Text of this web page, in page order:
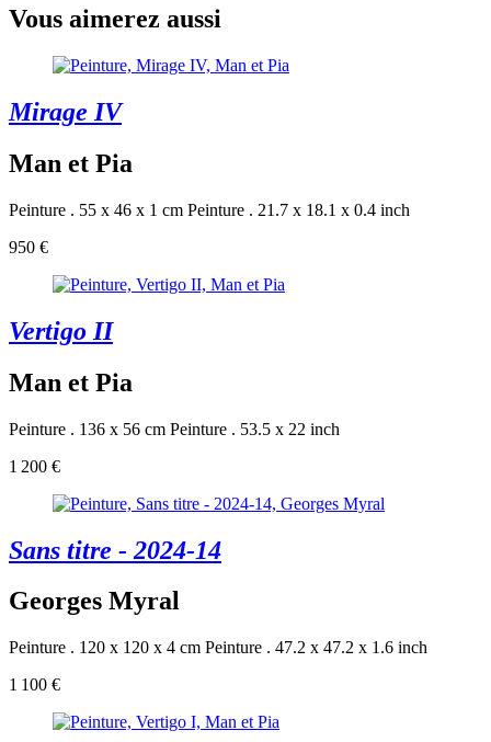
Vous aimerez aussi
Mirage IV
Man et Pia
Peinture . 55 x 46 x 1 cm Peinture . 21.7 x 18.1 x 0.4 inch
950 €
Vertigo II
Man et Pia
Peinture . 136 x 56 cm Peinture . 53.5 x 22 inch
1 200 €
Sans titre - 2024-14
Georges Myral
Peinture . 120 x 120 x 4 cm Peinture . 47.2 x 47.2 x 1.6 inch
1 100 €